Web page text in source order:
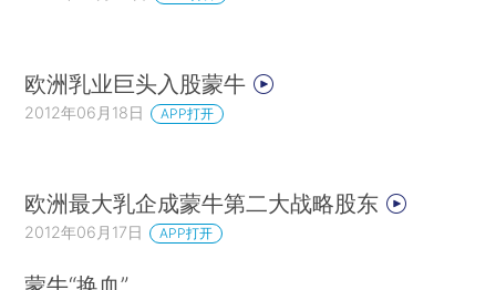
欧洲乳业巨头入股蒙牛
2012年06月18日 APP打开
欧洲最大乳企成蒙牛第二大战略股东
2012年06月17日 APP打开